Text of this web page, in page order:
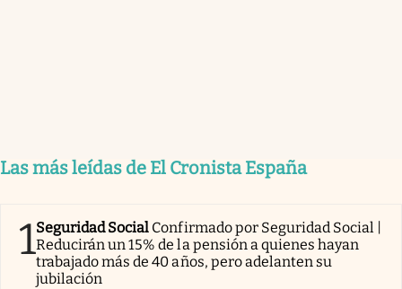
Las más leídas de El Cronista España
1Seguridad Social Confirmado por Seguridad Social |
Reducirán un 15% de la pensión a quienes hayan
trabajado más de 40 años, pero adelanten su
jubilación